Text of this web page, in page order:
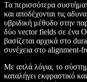
Τα περισσότερα
και αποδέχονται τις
υβριδική μέθοδο στην
δύο vector fields σε ένα
βασίζεται αρχικά στο
συνέχεια στο alignment-
Με απλά λόγια, το
καταλήγει εκφραστικό